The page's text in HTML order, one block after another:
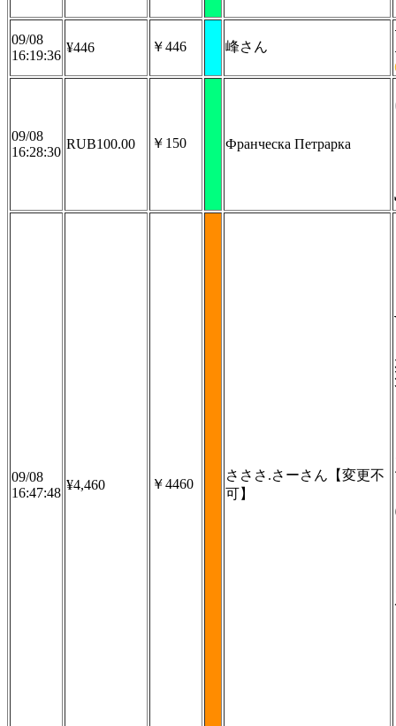
09/08
16:19:36
¥446 ￥446 峰さん
09/08
16:28:30
RUB100.00 ￥150 Франческа Петрарка
09/08
16:47:48
¥4,460 ￥4460
さささ.さーさん【変更不
可】